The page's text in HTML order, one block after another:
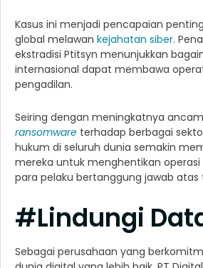
Kasus ini menjadi pencapaian
global melawan kejahatan siber.
ekstradisi Ptitsyn menunjukkan
internasional dapat membawa
pengadilan.
Seiring dengan meningkatnya
ransomware terhadap berbagai
hukum di seluruh dunia semakin
mereka untuk menghentikan
para pelaku bertanggung jawab atas
#Lindungi
Sebagai perusahaan yang